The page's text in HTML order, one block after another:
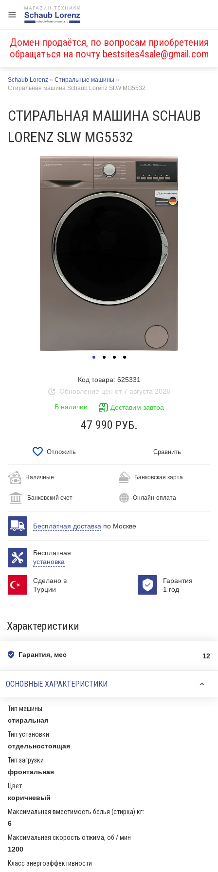
Домен продаётся, по вопросам приобретения
обращаться на почту bestsites4sale@gmail.com
Schaub Lorenz » Стиральные машины »
Стиральная машина Schaub Lorenz SLW MG5532
СТИРАЛЬНАЯ МАШИНА SCHAUB
LORENZ SLW MG5532
Код товара: 625331
В наличии Доставим завтра
Обновление цен от 7 августа 2026
47 990 РУБ.
Отложить Сравнить
Наличные Банковская карта
Банковский счет Онлайн-оплата
Бесплатная доставка по Москве
Бесплатная
установка
Сделано в
Турции
Гарантия
1 год
Характеристики
Гарантия, мес 12
ОСНОВНЫЕ ХАРАКТЕРИСТИКИ
Тип машины
стиральная
Тип установки
отдельностоящая
Тип загрузки
фронтальная
Цвет
коричневый
Максимальная вместимость белья (стирка) кг:
6
Максимальная скорость отжима, об / мин
1200
Класс энергоэффективности